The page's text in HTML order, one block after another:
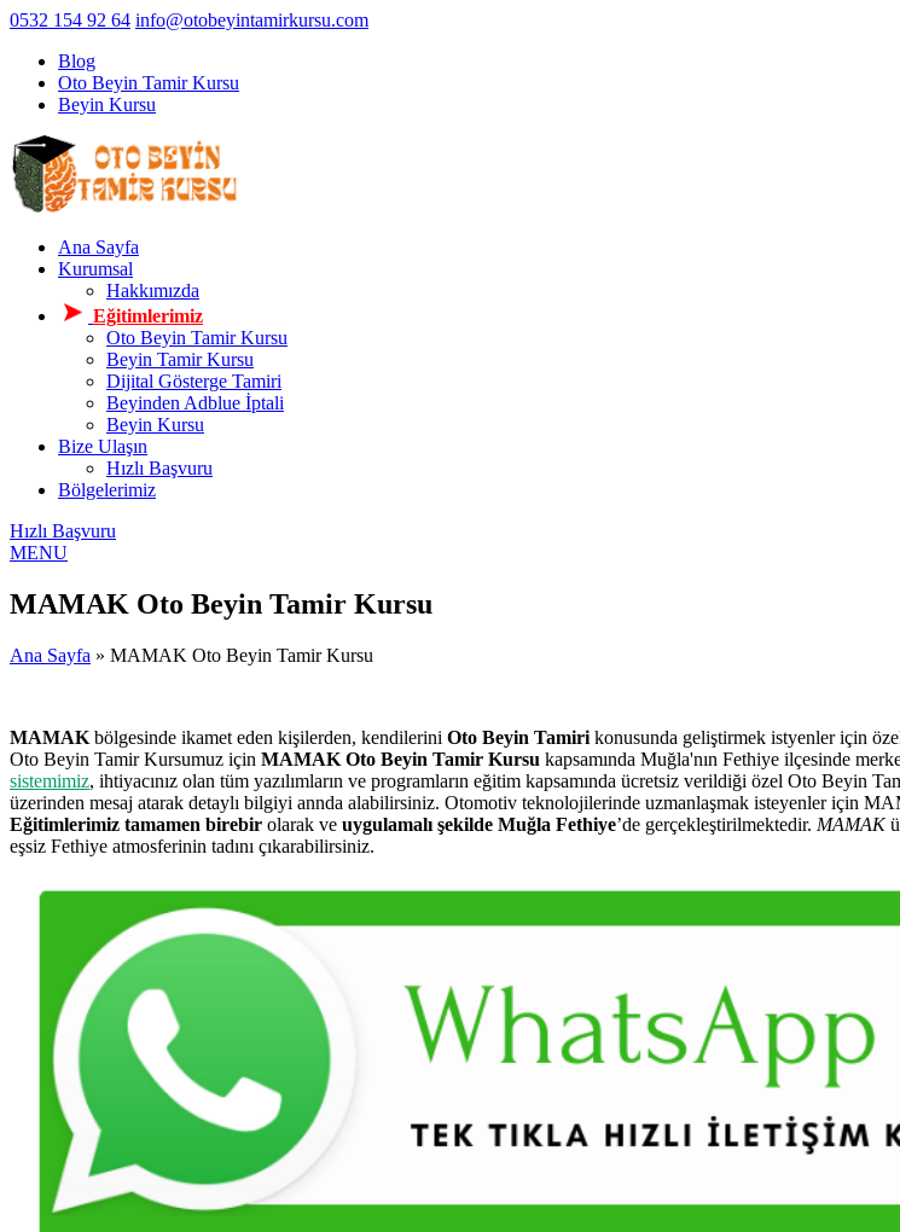
0532 154 92 64 info@otobeyintamirkursu.com
Blog
Oto Beyin Tamir Kursu
Beyin Kursu
Ana Sayfa
Kurumsal
Hakkımızda
Eğitimlerimiz
Oto Beyin Tamir Kursu
Beyin Tamir Kursu
Dijital Gösterge Tamiri
Beyinden Adblue İptali
Beyin Kursu
Bize Ulaşın
Hızlı Başvuru
Bölgelerimiz
Hızlı Başvuru
MENU
MAMAK Oto Beyin Tamir Kursu
Ana Sayfa » MAMAK Oto Beyin Tamir Kursu
MAMAK bölgesinde ikamet eden kişilerden, kendilerini Oto Beyin Tamiri konusunda geliştirmek istyenler için
Oto Beyin Tamir Kursumuz için MAMAK Oto Beyin Tamir Kursu kapsamında Muğla'nın Fethiye ilçesinde
sistemimiz, ihtiyacınız olan tüm yazılımların ve programların eğitim kapsamında ücretsiz verildiği özel Oto Beyin
üzerinden mesaj atarak detaylı bilgiyi annda alabilirsiniz. Otomotiv teknolojilerinde uzmanlaşmak isteyenler için
Eğitimlerimiz tamamen birebir olarak ve uygulamalı şekilde Muğla Fethiye’de gerçekleştirilmektedir. MAMAK
eşsiz Fethiye atmosferinin tadını çıkarabilirsiniz.